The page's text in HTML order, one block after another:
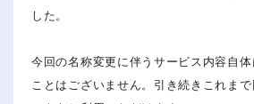
した。
今回の名称変更に伴うサービス内容自
ことはございません。引き続きこれま